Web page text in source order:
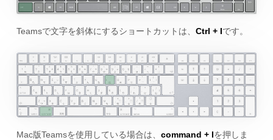
Teamsで文字を斜体にするショートカットは、 Ctrl + Iです。
Mac版Teamsを使用している場合は、 command + Iを押しま